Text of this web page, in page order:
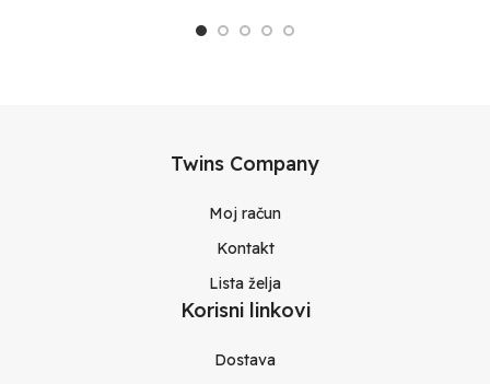
Twins Company
Moj račun
Kontakt
Lista želja
Korisni linkovi
Dostava